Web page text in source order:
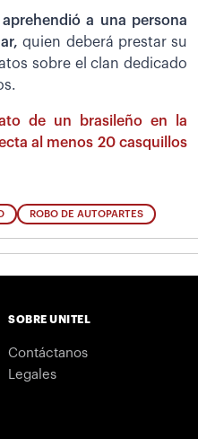
a una persona
quien deberá prestar su
sobre el clan dedicado
de un brasileño en la
al menos 20 casquillos
ROBO DE AUTOPARTES
SOBRE UNITEL
Contáctanos
Legales